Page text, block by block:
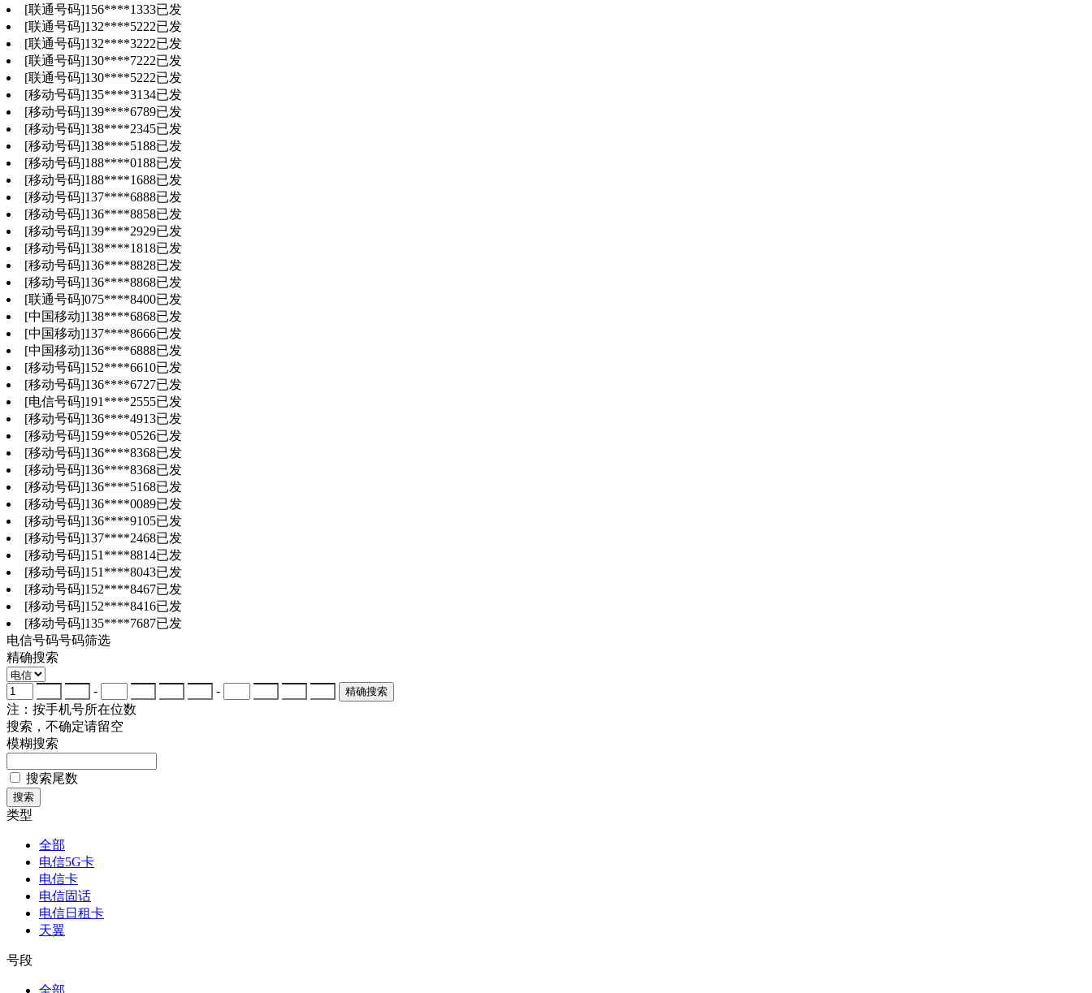
[联通号码]156****1333已发
[联通号码]132****5222已发
[联通号码]132****3222已发
[联通号码]130****7222已发
[联通号码]130****5222已发
[移动号码]135****3134已发
[移动号码]139****6789已发
[移动号码]138****2345已发
[移动号码]138****5188已发
[移动号码]188****0188已发
[移动号码]188****1688已发
[移动号码]137****6888已发
[移动号码]136****8858已发
[移动号码]139****2929已发
[移动号码]138****1818已发
[移动号码]136****8828已发
[移动号码]136****8868已发
[联通号码]075****8400已发
[中国移动]138****6868已发
[中国移动]137****8666已发
[中国移动]136****6888已发
[移动号码]152****6610已发
[移动号码]136****6727已发
[电信号码]191 ****2555已发
[移动号码]136****4913已发
[移动号码]159****0526已发
[移动号码]136****8368已发
[移动号码]136****8368已发
[移动号码]136****5168已发
[移动号码]136****0089已发
[移动号码]136****9105已发
[移动号码]137****2468已发
[移动号码]151 ****8814已发
[移动号码]151 ****8043已发
[移动号码]152****8467已发
[移动号码]152****8416已发
[移动号码]135****7687已发
电信号码号码筛选
精确搜索
-
-
注：按手机号所在位数
搜索，不确定请留空
模糊搜索
搜索尾数
类型
全部
电信5G卡
电信卡
电信固话
电信日租卡
天翼
号段
全部